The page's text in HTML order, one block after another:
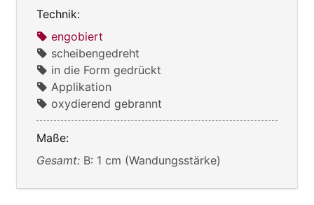
Technik:
engobiert
scheibengedreht
in die Form gedrückt
Applikation
oxydierend gebrannt
Maße:
Gesamt: B: 1 cm (Wandungsstärke)